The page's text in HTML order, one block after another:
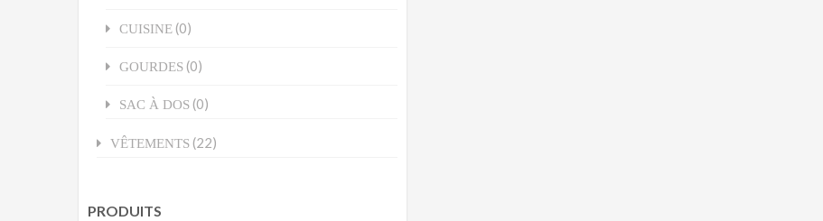
CUISINE (0)
GOURDES (0)
SAC À DOS (0)
VÊTEMENTS (22)
PRODUITS